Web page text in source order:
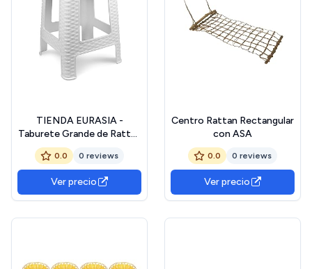
TIENDA EURASIA -
Taburete Grande de Rattán
| Material Plástico PP |
Peso Recomendado 100 Kg
| Imitación de Mimbre |
Medidas 34x28x45 cm y
Asiento 28x28 cm |
0.0 0 reviews
Ver precio
Centro Rattan Rectangular
con ASA
0.0 0 reviews
Ver precio